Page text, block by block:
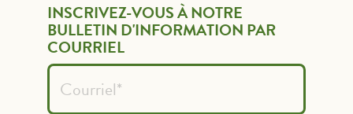
INSCRIVEZ-VOUS À NOTRE
BULLETIN D'INFORMATION PAR
COURRIEL